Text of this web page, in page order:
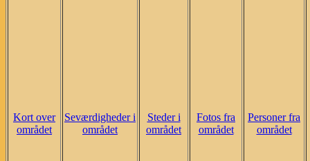
Kort over
området
Seværdigheder i
området
Steder i
området
Fotos fra
området
Personer fra
området